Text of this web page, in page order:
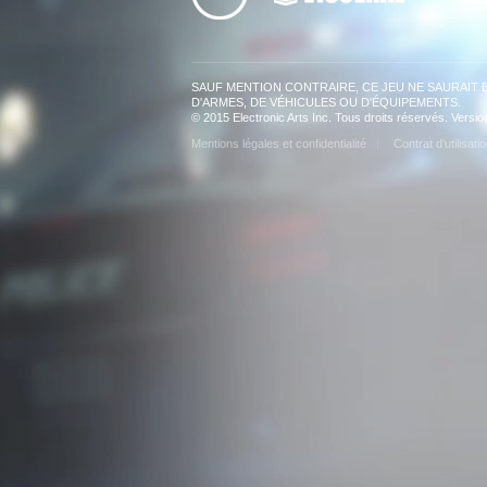
SAUF MENTION CONTRAIRE, CE JEU NE SAURAIT
D'ARMES, DE VÉHICULES OU D'ÉQUIPEMENTS.
© 2015 Electronic Arts Inc. Tous droits réservés.
Mentions légales et confidentialité
Contrat